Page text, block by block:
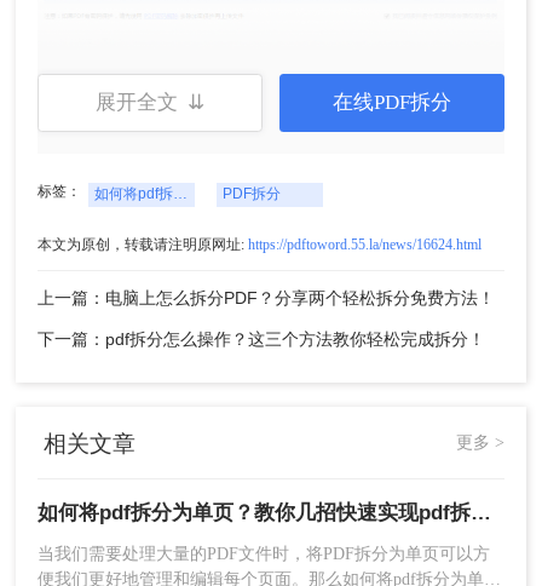
3、分割成功。
对于熟悉命令行的用户，还可以使用命令行工具进
行PDF拆分。以下是使用命令行工具的步骤：
具所在的目录。
2、运行以下命令来拆分PDF文件：pdftk input.pdf
burst output page_%03d.pdf
展开全文 ⇊ 在线PDF拆分
标签： 如何将pdf拆分为单页 PDF拆分
本文为原创，转载请注明原网址: https://pdftoword.55.la/news/16624.html
上一篇：电脑上怎么拆分PDF？分享两个轻松拆分免费方法！
下一篇：pdf拆分怎么操作？这三个方法教你轻松完成拆分！
相关文章 更多 >
如何将pdf拆分为单页？教你几招快速实现pdf拆分！
当我们需要处理大量的PDF文件时，将PDF拆分为单页可以方
便我们更好地管理和编辑每个页面。那么如何将pdf拆分为单页